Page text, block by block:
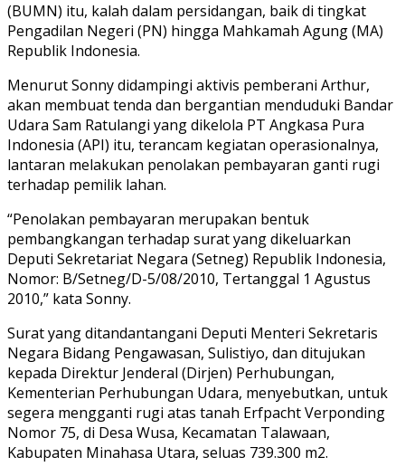
(BUMN) itu, kalah dalam persidangan, baik di tingkat
Pengadilan Negeri (PN) hingga Mahkamah Agung (MA)
Republik Indonesia.
Menurut Sonny didampingi aktivis pemberani Arthur,
akan membuat tenda dan bergantian menduduki Bandar
Udara Sam Ratulangi yang dikelola PT Angkasa Pura
Indonesia (API) itu, terancam kegiatan operasionalnya,
lantaran melakukan penolakan pembayaran ganti rugi
terhadap pemilik lahan.
“Penolakan pembayaran merupakan bentuk
pembangkangan terhadap surat yang dikeluarkan
Deputi Sekretariat Negara (Setneg) Republik Indonesia,
Nomor: B/Setneg/D-5/08/2010, Tertanggal 1 Agustus
2010,” kata Sonny.
Surat yang ditandantangani Deputi Menteri Sekretaris
Negara Bidang Pengawasan, Sulistiyo, dan ditujukan
kepada Direktur Jenderal (Dirjen) Perhubungan,
Kementerian Perhubungan Udara, menyebutkan, untuk
segera mengganti rugi atas tanah Erfpacht Verponding
Nomor 75, di Desa Wusa, Kecamatan Talawaan,
Kabupaten Minahasa Utara, seluas 739.300 m2.